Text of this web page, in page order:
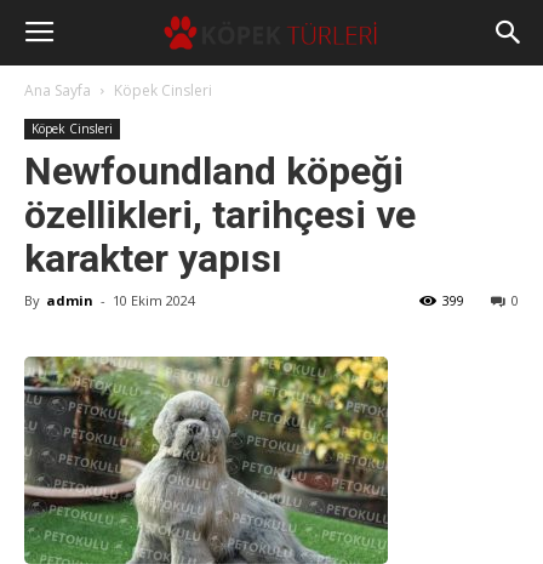
Ana Sayfa Köpek Cinsleri
Köpek Cinsleri
Newfoundland köpeği
özellikleri, tarihçesi ve
karakter yapısı
By admin - 10 Ekim 2024 0
399